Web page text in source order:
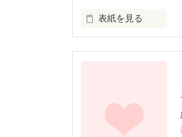
表紙を見る
誤字脱字があるか
所々暴力的な言葉
ではではお楽しみ